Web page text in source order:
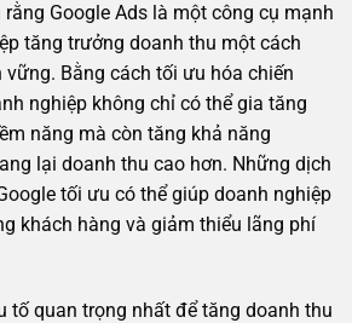
Google Ads là một công cụ mạnh
tăng trưởng doanh thu một cách
vững. Bằng cách tối ưu hóa chiến
nghiệp không chỉ có thể gia tăng
năng mà còn tăng khả năng
lại doanh thu cao hơn. Những dịch
tối ưu có thể giúp doanh nghiệp
khách hàng và giảm thiểu lãng phí
tố quan trọng nhất để tăng doanh thu